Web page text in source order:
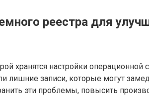
реестра для
хранятся настройки
записи, которые могут
эти проблемы, повысить